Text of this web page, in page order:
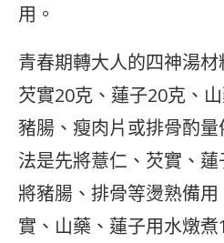
用。
青春期轉大人的四神湯材
芡實20克、蓮子20克、
豬腸、瘦肉片或排骨酌
法是先將薏仁、芡實、
將豬腸、排骨等燙熟備
實、山藥、蓮子用水燉